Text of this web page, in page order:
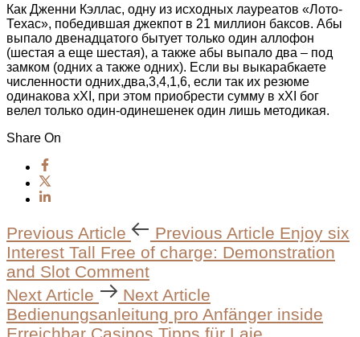
Как Дженни Кэллас, одну из исходных лауреатов «Лото-
Техас», победившая джекпот в 21 миллион баксов. Абы
выпало двенадцатого бытует только один аллофон
(шестая а еще шестая), а также абы выпало два – под
замком (одних а также одних). Если вы выкарабкаете
численности одних,два,3,4,1,6, если так их резюме
одинакова хХI, при этом приобрести сумму в хХI бог
велел только один-одинешенек один лишь методикая.
Share On
Previous Article Previous Article Enjoy six
Interest Tall Free of charge: Demonstration
and Slot Comment
Next Article
Next Article
Bedienungsanleitung pro Anfänger inside
Erreichbar Casinos Tipps für Laie